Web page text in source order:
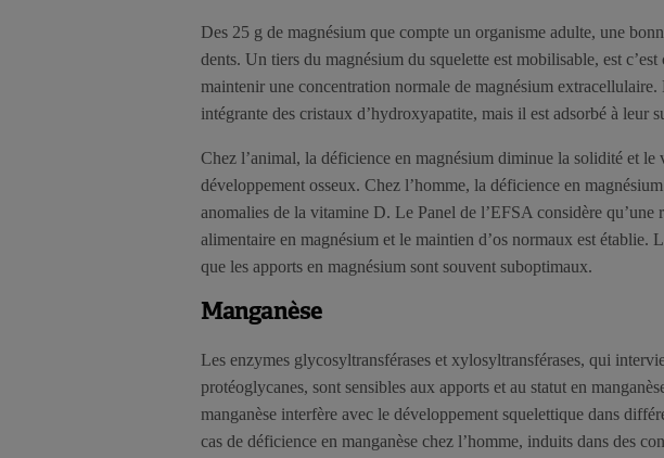
Des 25 g de magnésium que compte un organisme adulte, une
dents. Un tiers du magnésium du squelette est mobilisable, est
maintenir une concentration normale de magnésium
intégrante des cristaux d’hydroxyapatite, mais il est adsorbé à leur
Chez l’animal, la déficience en magnésium diminue la solidité et le
développement osseux. Chez l’homme, la déficience en
anomalies de la vitamine D. Le Panel de l’EFSA considère qu’une
alimentaire en magnésium et le maintien d’os normaux est établie.
que les apports en magnésium sont souvent suboptimaux.
Manganèse
Les enzymes glycosyltransférases et xylosyltransférases, qui
protéoglycanes, sont sensibles aux apports et au statut en
manganèse interfère avec le développement squelettique dans
cas de déficience en manganèse chez l’homme, induits dans des